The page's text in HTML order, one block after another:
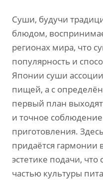
Суши, будучи
блюдом,
регионах мира, что
популярность и
Японии суши
пищей, а с
первый план
и точное
приготовления.
придаётся гармонии
эстетике подачи,
частью культуры